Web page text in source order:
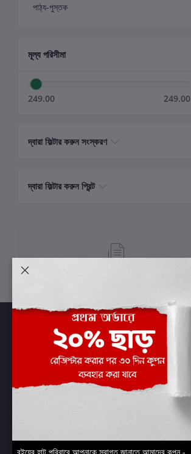
পাঠ্য-পুস্তক
মূল্য পরিসীমা
249.00 249.00
দ্বারা ফিল্টার করুন সংস্করণ
দ্বারা ফিল্টার করুন প্রিন্ট
সাবস্ক্রাইব